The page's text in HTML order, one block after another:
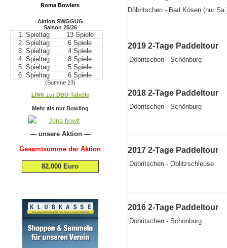
Roma Bowlers
Aktion SWGGUG
Saison 25/26
1. Spieltag
13 Spiele
2. Spieltag
6 Spiele
3. Spieltag
4 Spiele
4. Spieltag
8 Spiele
5. Spieltag
5 Spiele
6. Spieltag
6 Spiele
(Summe 23)
LINK zur DBU-Tabelle
Mehr als nur Bowling
— unsere Aktion —
Gesamtsumme der Aktion
82.000 Euro
Döbritschen - Bad Kösen (nur
2019 2-Tage Paddeltour
Döbritschen - Schönburg
2018 2-Tage Paddeltour
Döbritschen - Schönburg
2017 2-Tage Paddeltour
Döbritschen - Öblitzschleuse
2016 2-Tage Paddeltour
Döbritschen - Schönburg